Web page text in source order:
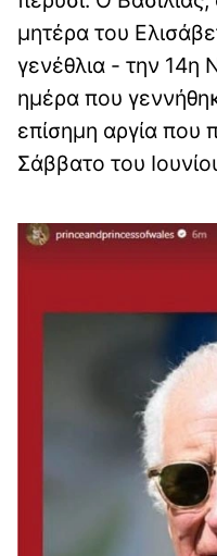
μητέρα του
γενέθλια - την 14η
ημέρα που
επίσημη αργία που
Σάββατο του